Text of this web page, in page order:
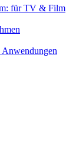
für TV & Film